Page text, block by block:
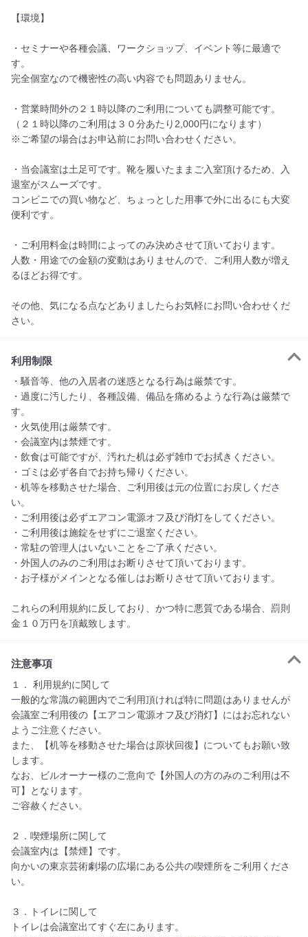
【環境】
・セミナーや各種会議、ワークショップ、イベント等に最適で
す。
完全個室なので機密性の高い内容でも問題ありません。
・営業時間外の２１時以降のご利用についても調整可能です。
（２１時以降のご利用は３０分あたり2,000円になります）
※ご希望の場合はお申込前にお問い合わせください。
・当会議室は土足可です。靴を履いたままご入室頂けるため、入
退室がスムーズです。
コンビニでの買い物など、ちょっとした用事で外に出るにも大変
便利です。
・ご利用料金は時間によってのみ決めさせて頂いております。
人数・用途での金額の変動はありませんので、ご利用人数が増え
るほどお得です。
その他、気になる点などありましたらお気軽にお問い合わせくだ
さい。
利用制限
・騒音等、他の入居者の迷惑となる行為は厳禁です。
・過度に汚したり、各種設備、備品を痛めるような行為は厳禁で
す。
・火気使用は厳禁です。
・会議室内は禁煙です。
・飲食は可能ですが、汚れた机は必ず雑巾でお拭きください。
・ゴミは必ず各自でお持ち帰りください。
・机等を移動させた場合、ご利用後は元の位置にお戻しくださ
い。
・ご利用後は必ずエアコン電源オフ及び消灯をしてください。
・ご利用後は施錠をせずにご退室ください。
・常駐の管理人はいないことをご了承ください。
・外国人のみのご利用はお断りさせて頂いております。
・お子様がメインとなる催しはお断りさせて頂いております。
これらの利用規約に反しており、かつ特に悪質である場合、罰則
金１０万円を頂戴致します。
注意事項
１． 利用規約に関して
一般的な常識の範囲内でご利用頂ければ特に問題はありませんが
会議室ご利用後の【エアコン電源オフ及び消灯】にはお忘れない
ようご注意ください。
また、【机等を移動させた場合は原状回復】についてもお願い致
します。
なお、ビルオーナー様のご意向で【外国人の方のみのご利用は不
可】となります。
ご容赦ください。
２．喫煙場所に関して
会議室内は【禁煙】です。
向かいの東京芸術劇場の広場にある公共の喫煙所をご利用くださ
い。
３．トイレに関して
トイレは会議室出てすぐ左にあります。